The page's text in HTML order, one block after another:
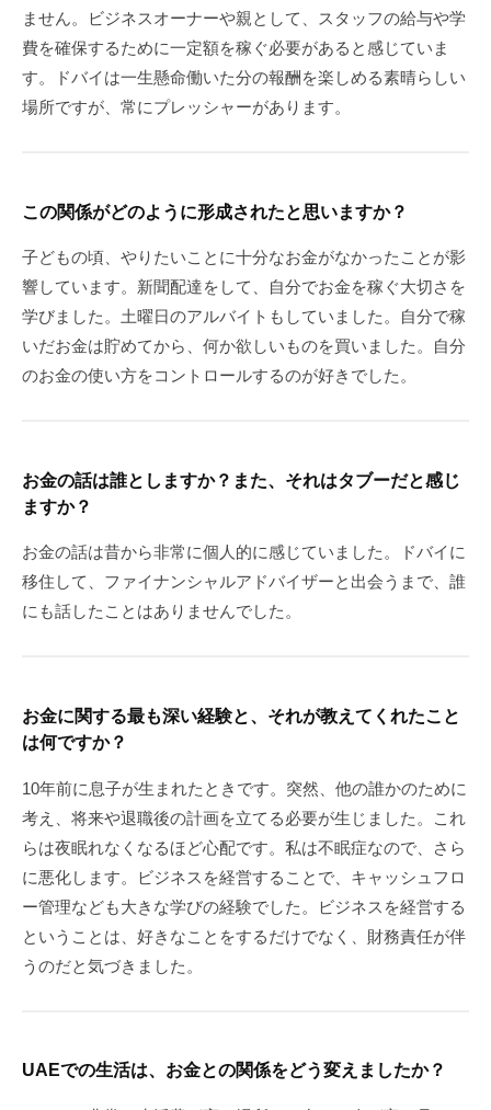
ません。ビジネスオーナーや親として、スタッフの給与や学
費を確保するために一定額を稼ぐ必要があると感じていま
す。ドバイは一生懸命働いた分の報酬を楽しめる素晴らしい
場所ですが、常にプレッシャーがあります。
この関係がどのように形成されたと思いますか？
子どもの頃、やりたいことに十分なお金がなかったことが影
響しています。新聞配達をして、自分でお金を稼ぐ大切さを
学びました。土曜日のアルバイトもしていました。自分で稼
いだお金は貯めてから、何か欲しいものを買いました。自分
のお金の使い方をコントロールするのが好きでした。
お金の話は誰としますか？また、それはタブーだと感じ
ますか？
お金の話は昔から非常に個人的に感じていました。ドバイに
移住して、ファイナンシャルアドバイザーと出会うまで、誰
にも話したことはありませんでした。
お金に関する最も深い経験と、それが教えてくれたこと
は何ですか？
10年前に息子が生まれたときです。突然、他の誰かのために
考え、将来や退職後の計画を立てる必要が生じました。これ
らは夜眠れなくなるほど心配です。私は不眠症なので、さら
に悪化します。ビジネスを経営することで、キャッシュフロ
ー管理なども大きな学びの経験でした。ビジネスを経営する
ということは、好きなことをするだけでなく、財務責任が伴
うのだと気づきました。
UAEでの生活は、お金との関係をどう変えましたか？